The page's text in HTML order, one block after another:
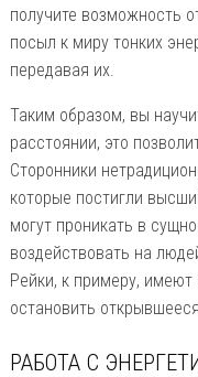
получите возможность
посыл к миру тонких
передавая их.
Таким образом, вы
расстоянии, это
Сторонники
которые постигли
могут проникать в
воздействовать на
Рейки, к примеру,
остановить
РАБОТА С